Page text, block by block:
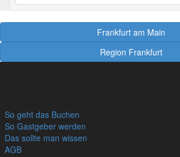
Frankfurt am Main
Region Frankfurt
So geht das Buchen
So Gastgeber werden
Das sollte man wissen
AGB